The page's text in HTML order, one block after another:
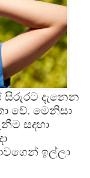
දැනෙන
වේ. මෙනිසා
සදහා
ඉල්ලා